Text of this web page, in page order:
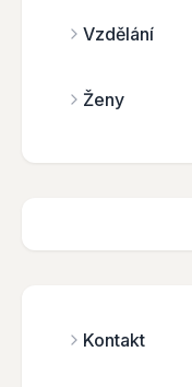
Vzdělání
Ženy
Kontakt